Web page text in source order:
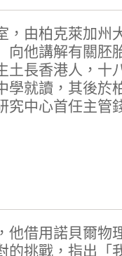
，由柏克萊加州
向他講解有關胚
土長香港人，十
學就讀，其後於
究中心首任主管
他借用諾貝爾物
的挑戰，指出「